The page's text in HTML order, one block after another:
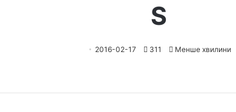
S
2016-02-17 311 Менше хвилини